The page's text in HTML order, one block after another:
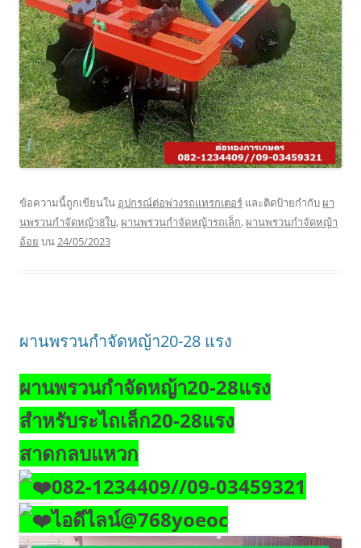
ข้อความนี้ถูกเขียนใน อุปกรณ์ต่อพ่วงรถแทรกเตอร์ และติดป้ายกำกับ ผา
นพรวนกำจัดหญ้า8ใบ, ผานพรวนกำจัดหญ้ารถเล็ก, ผานพรวนกำจัดหญ้า
อ้อย บน24/05/2023
ผานพรวนกำจัดหญ้า20-28 แรง
ผานพรวนกำจัดหญ้า20-28แรง
สำหรับระไถเล็ก20-28แรง
สาดกลบแหวก
082-1234409//09-03459321
ไอดีไลน์@768yoeoc